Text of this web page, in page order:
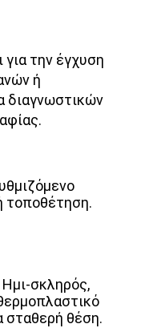
για την έγχυση
ή
διαγνωστικών
τοποθέτηση.
Ημι-σκληρός,
σταθερή θέση.